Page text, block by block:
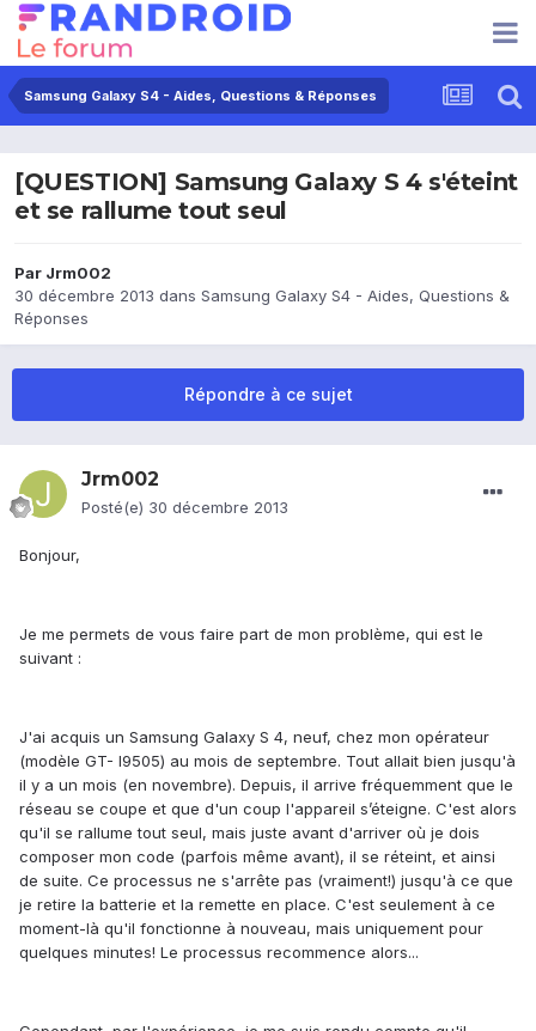
Samsung Galaxy S4 - Aides, Questions & Réponses
[QUESTION] Samsung Galaxy S 4 s'éteint
et se rallume tout seul
Par Jrm002
30 décembre 2013 dans Samsung Galaxy S4 - Aides, Questions &
Réponses
Répondre à ce sujet
Jrm002
Posté(e) 30 décembre 2013
Bonjour,
Je me permets de vous faire part de mon problème, qui est le
suivant :
J'ai acquis un Samsung Galaxy S 4, neuf, chez mon opérateur
(modèle GT- I9505) au mois de septembre. Tout allait bien jusqu'à
il y a un mois (en novembre). Depuis, il arrive fréquemment que le
réseau se coupe et que d'un coup l'appareil s’éteigne. C'est alors
qu'il se rallume tout seul, mais juste avant d'arriver où je dois
composer mon code (parfois même avant), il se réteint, et ainsi
de suite. Ce processus ne s'arrête pas (vraiment!) jusqu'à ce que
je retire la batterie et la remette en place. C'est seulement à ce
moment-là qu'il fonctionne à nouveau, mais uniquement pour
quelques minutes! Le processus recommence alors...